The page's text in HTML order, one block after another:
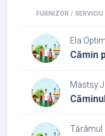
FURNIZOR / SERVICIU
Ela
Cămin
Mastsy
Tărâmul